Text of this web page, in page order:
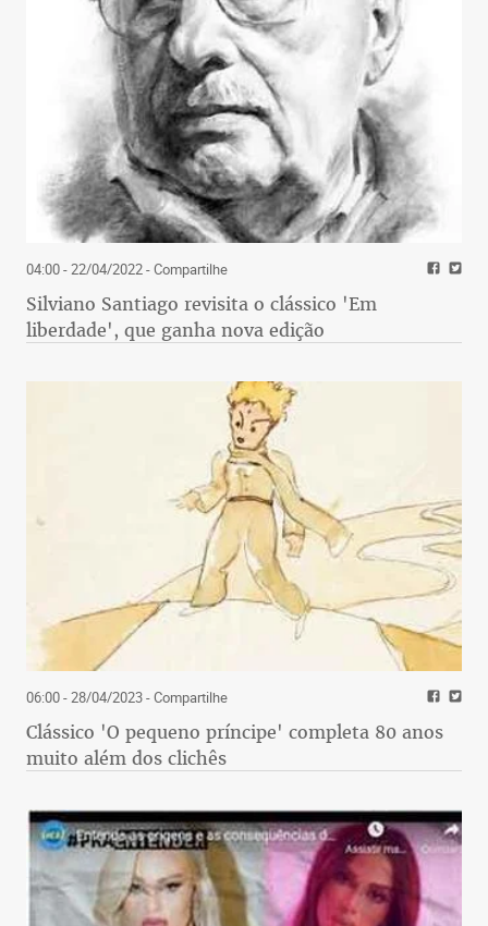
04:00 - 22/04/2022- Compartilhe
Silviano Santiago revisita o clássico 'Em
liberdade', que ganha nova edição
06:00 - 28/04/2023- Compartilhe
Clássico 'O pequeno príncipe' completa 80 anos
muito além dos clichês